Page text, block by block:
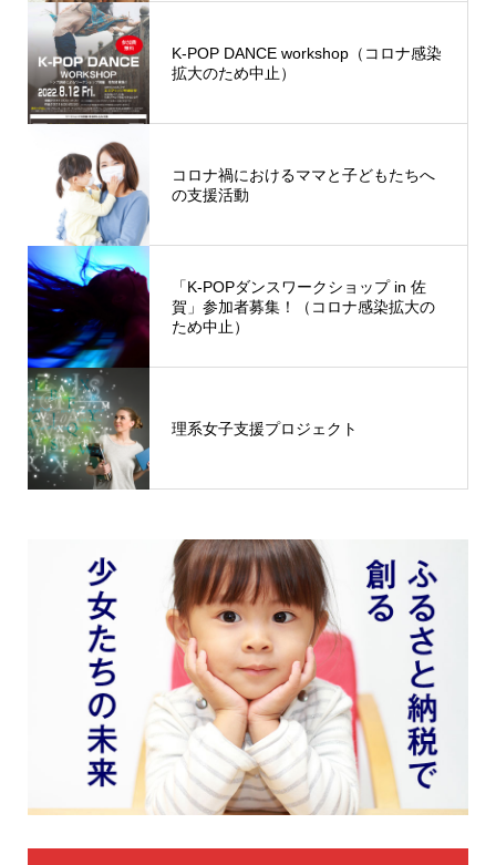
K-POP DANCE workshop（コロナ感染
拡大のため中止）
コロナ禍におけるママと子どもたちへ
の支援活動
「K-POPダンスワークショップ in 佐
賀」参加者募集！（コロナ感染拡大の
ため中止）
理系女子支援プロジェクト